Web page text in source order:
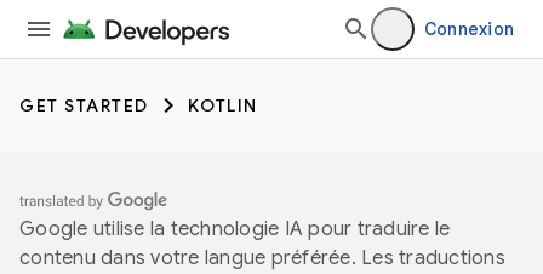
Connexion
GET STARTED KOTLIN
Google utilise la technologie IA pour traduire le
contenu dans votre langue préférée. Les traductions